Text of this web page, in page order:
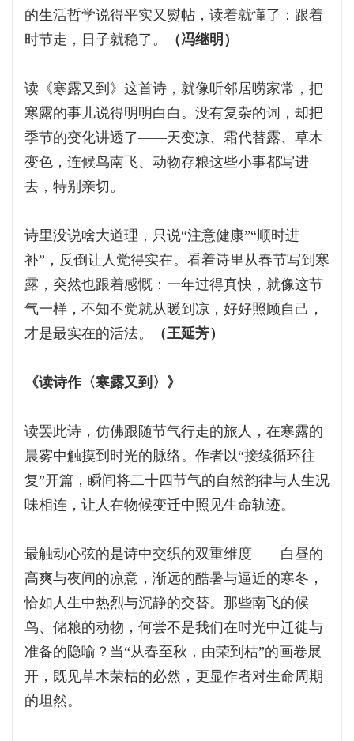
的生活哲学说得平实又熨帖，读着就懂了：跟着
时节走，日子就稳了。
（冯继明）
读《寒露又到》这首诗，就像听邻居唠家常，把
寒露的事儿说得明明白白。没有复杂的词，却把
季节的变化讲透了——天变凉、霜代替露、草木
变色，连候鸟南飞、动物存粮这些小事都写进
去，特别亲切。
诗里没说啥大道理，只说“注意健康”“顺时进
补”，反倒让人觉得实在。看着诗里从春节写到寒
露，突然也跟着感慨：一年过得真快，就像这节
气一样，不知不觉就从暖到凉，好好照顾自己，
才是最实在的活法。
（王延芳）
《读诗作〈寒露又到〉》
读罢此诗，仿佛跟随节气行走的旅人，在寒露的
晨雾中触摸到时光的脉络。作者以“接续循环往
复”开篇，瞬间将二十四节气的自然韵律与人生况
味相连，让人在物候变迁中照见生命轨迹。
最触动心弦的是诗中交织的双重维度——白昼的
高爽与夜间的凉意，渐远的酷暑与逼近的寒冬，
恰如人生中热烈与沉静的交替。那些南飞的候
鸟、储粮的动物，何尝不是我们在时光中迁徙与
准备的隐喻？当“从春至秋，由荣到枯”的画卷展
开，既见草木荣枯的必然，更显作者对生命周期
的坦然。